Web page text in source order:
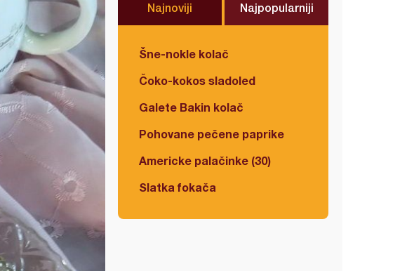
Najnoviji Najpopularniji
Šne-nokle kolač
Čoko-kokos sladoled
Galete Bakin kolač
Pohovane pečene paprike
Americke palačinke (30)
Slatka fokača